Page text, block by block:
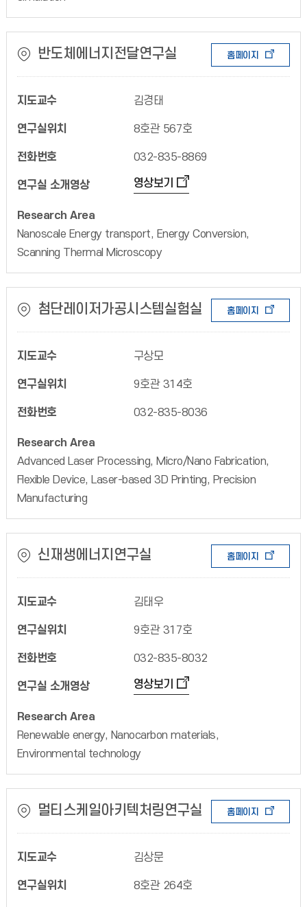
반도체에너지전달연구실 홈페이지
지도교수 김경태
연구실위치 8호관 567호
전화번호 032-835-8869
연구실 소개영상 영상보기
Research Area
Nanoscale Energy transport, Energy Conversion,
Scanning Thermal Microscopy
첨단레이저가공시스템실험실 홈페이지
지도교수 구상모
연구실위치 9호관 314호
전화번호 032-835-8036
Research Area
Advanced Laser Processing, Micro/Nano Fabrication,
Flexible Device, Laser-based 3D Printing, Precision
Manufacturing
신재생에너지연구실 홈페이지
지도교수 김태우
연구실위치 9호관 317호
전화번호 032-835-8032
연구실 소개영상 영상보기
Research Area
Renewable energy, Nanocarbon materials,
Environmental technology
멀티스케일아키텍처링연구실 홈페이지
지도교수 김상문
연구실위치 8호관 264호